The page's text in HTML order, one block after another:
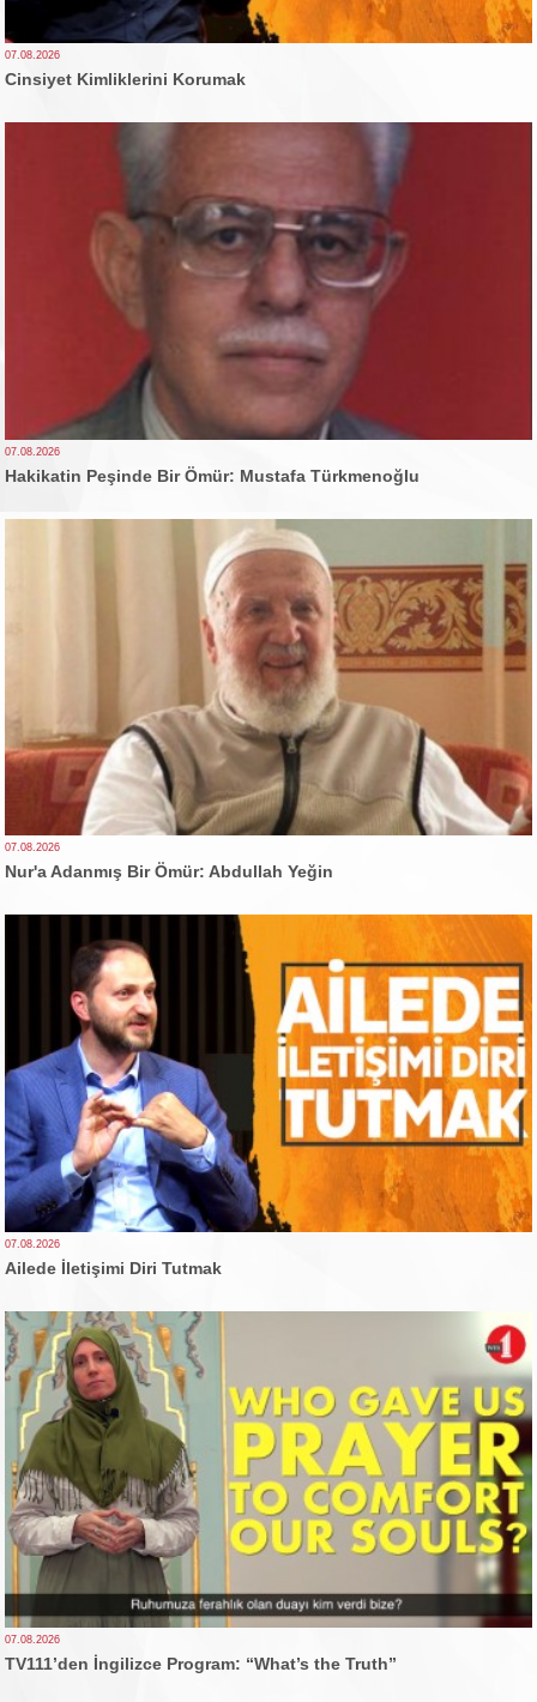
07.08.2026
Cinsiyet Kimliklerini Korumak
07.08.2026
Hakikatin Peşinde Bir Ömür: Mustafa Türkmenoğlu
07.08.2026
Nur'a Adanmış Bir Ömür: Abdullah Yeğin
07.08.2026
Ailede İletişimi Diri Tutmak
07.08.2026
TV111’den İngilizce Program: “What’s the Truth”